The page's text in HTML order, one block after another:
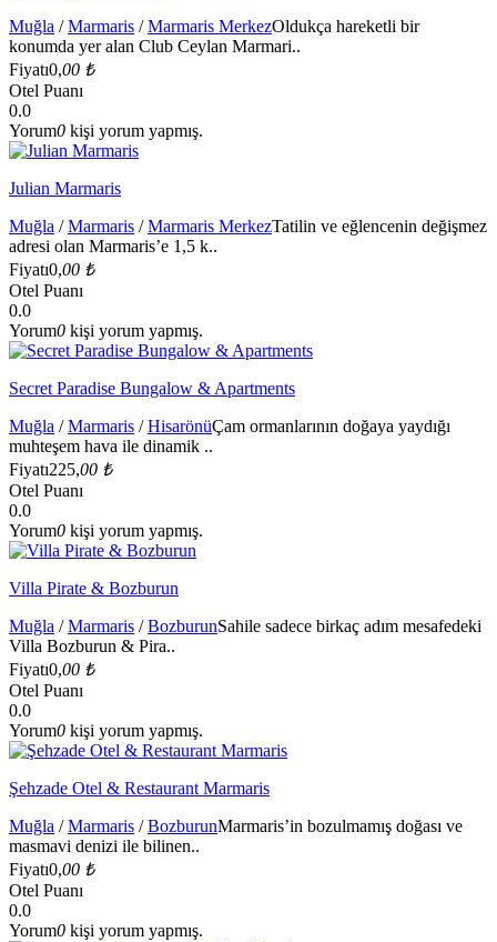
Muğla /Marmaris /Marmaris MerkezOldukça hareketli bir
konumda yer alan Club Ceylan Marmari..
Fiyatı0,00 ₺
Otel Puanı
0.0
Yorum0 kişi yorum yapmış.
Julian Marmaris
Muğla /Marmaris /Marmaris MerkezTatilin ve eğlencenin değişmez
adresi olan Marmaris’e 1,5 k..
Fiyatı0,00 ₺
Otel Puanı
0.0
Yorum0 kişi yorum yapmış.
Secret Paradise Bungalow & Apartments
Muğla /Marmaris /HisarönüÇam ormanlarının doğaya yaydığı
muhteşem hava ile dinamik ..
Fiyatı225,00 ₺
Otel Puanı
0.0
Yorum0 kişi yorum yapmış.
Villa Pirate & Bozburun
Muğla /Marmaris /BozburunSahile sadece birkaç adım mesafedeki
Villa Bozburun & Pira..
Fiyatı0,00 ₺
Otel Puanı
0.0
Yorum0 kişi yorum yapmış.
Şehzade Otel & Restaurant Marmaris
Muğla /Marmaris /BozburunMarmaris’in bozulmamış doğası ve
masmavi denizi ile bilinen..
Fiyatı0,00 ₺
Otel Puanı
0.0
Yorum0 kişi yorum yapmış.